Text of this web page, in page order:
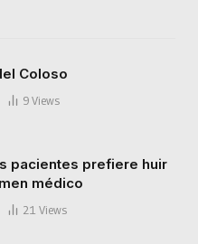
Coloso
9 Views
pacientes prefiere huir
médico
21 Views